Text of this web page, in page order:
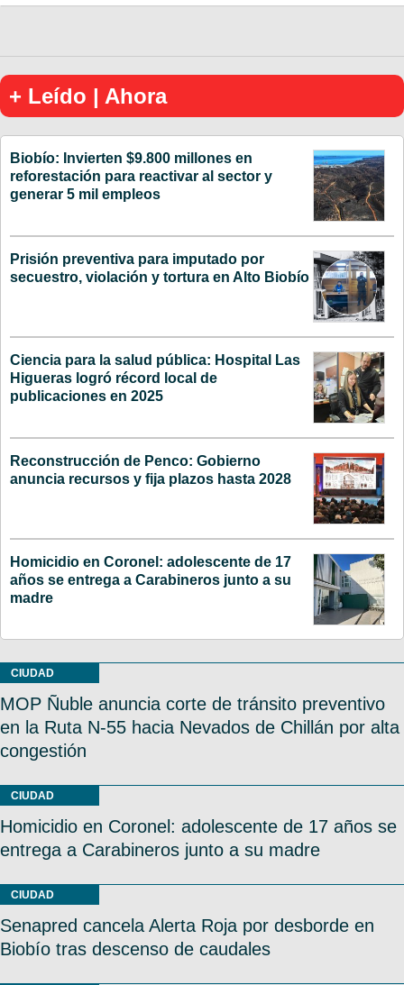
+ Leído | Ahora
Biobío: Invierten $9.800 millones en
reforestación para reactivar al sector y
generar 5 mil empleos
Prisión preventiva para imputado por
secuestro, violación y tortura en Alto Biobío
Ciencia para la salud pública: Hospital Las
Higueras logró récord local de
publicaciones en 2025
Reconstrucción de Penco: Gobierno
anuncia recursos y fija plazos hasta 2028
Homicidio en Coronel: adolescente de 17
años se entrega a Carabineros junto a su
madre
CIUDAD
MOP Ñuble anuncia corte de tránsito preventivo
en la Ruta N-55 hacia Nevados de Chillán por alta
congestión
CIUDAD
Homicidio en Coronel: adolescente de 17 años se
entrega a Carabineros junto a su madre
CIUDAD
Senapred cancela Alerta Roja por desborde en
Biobío tras descenso de caudales